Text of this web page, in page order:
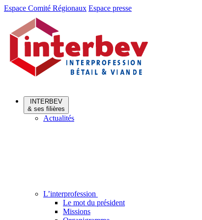
Aller
Aller
contenu
Espace Comité Régionaux Espace presse
INTERBEV
& ses filières
Actualités
L’interprofession
Le mot du président
Missions